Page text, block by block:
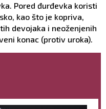
Pored đurđevka koristi
kao što je kopriva,
devojaka i neoženjenih
konac (protiv uroka).